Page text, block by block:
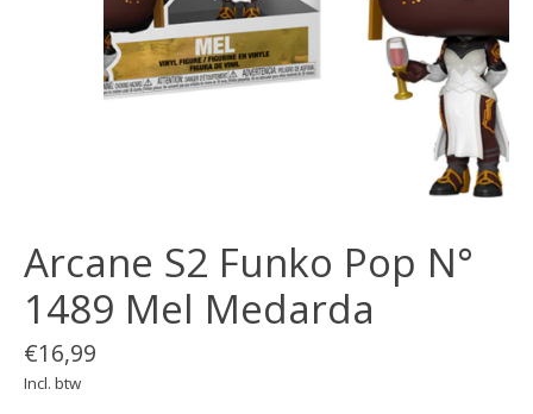
Arcane S2 Funko Pop N°
1489 Mel Medarda
€16,99
Incl. btw